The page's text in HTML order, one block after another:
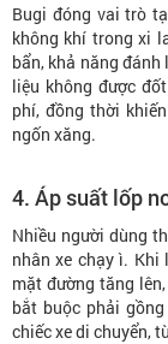
Bugi đóng vai trò
không khí trong xi
bẩn, khả năng đánh
liệu không được
phí, đồng thời
ngốn xăng.
4. Áp suất lốp
Nhiều người dùng
nhân xe chạy ì.
mặt đường tăng
bắt buộc phải
chiếc xe di chuyển,